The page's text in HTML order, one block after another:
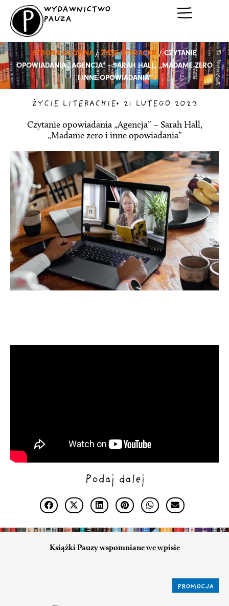
Przejdź
treści
WYDAWNICTWO
PAUZA
STRONA GŁÓWNA/ŻYCIE LITERACKIE / CZYTANIE
OPOWIADANIA „AGENCJA” – SARAH HALL, „MADAME ZERO
I INNE OPOWIADANIA”
ŻYCIE LITERACKIE• 21 LUTEGO 2023
Czytanie opowiadania „Agencja” – Sarah Hall,
„Madame zero i inne opowiadania”
Podaj dalej
Książki Pauzy wspomniane we wpisie
PROMOCJA